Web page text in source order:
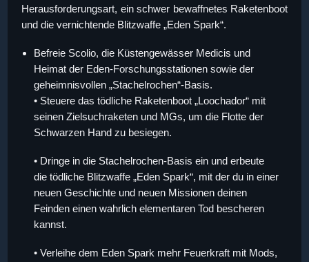
Herausforderungsart, ein schwer bewaffnetes Raketenboot
und die vernichtende Blitzwaffe „Eden Spark“.
Befreie Scolio, die Küstengewässer Medicis und
Heimat der Eden-Forschungsstationen sowie der
geheimnisvollen „Stachelrochen“-Basis.
• Steuere das tödliche Raketenboot „Loochador“ mit
seinen Zielsuchraketen und MGs, um die Flotte der
Schwarzen Hand zu besiegen.
• Dringe in die Stachelrochen-Basis ein und erbeute
die tödliche Blitzwaffe „Eden Spark“, mit der du in einer
neuen Geschichte und neuen Missionen deinen
Feinden einen wahrlich elementaren Tod bescheren
kannst.
• Verleihe dem Eden Spark mehr Feuerkraft mit Mods,